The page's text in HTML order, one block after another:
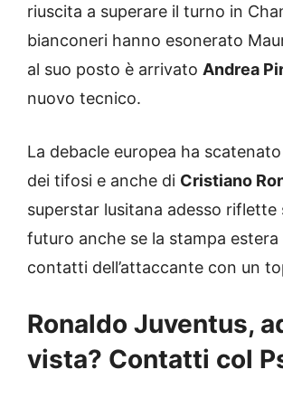
riuscita a superare il turno in
bianconeri hanno esonerato
al suo posto è arrivato Andrea
nuovo tecnico.
La debacle europea ha
dei tifosi e anche di Cristiano
superstar lusitana adesso riflette
futuro anche se la stampa
contatti dell’attaccante con un
Ronaldo Juventus,
vista? Contatti col